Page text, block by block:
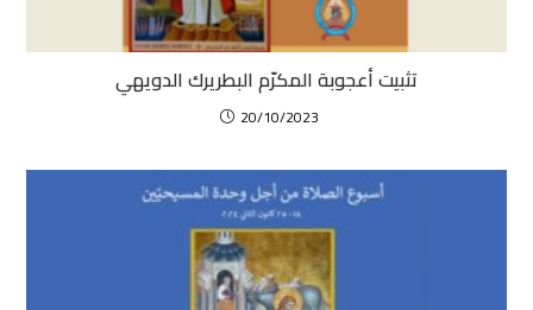
تثبيت أعجوبة المكرّم البطريرك الدويهي
20/10/2023